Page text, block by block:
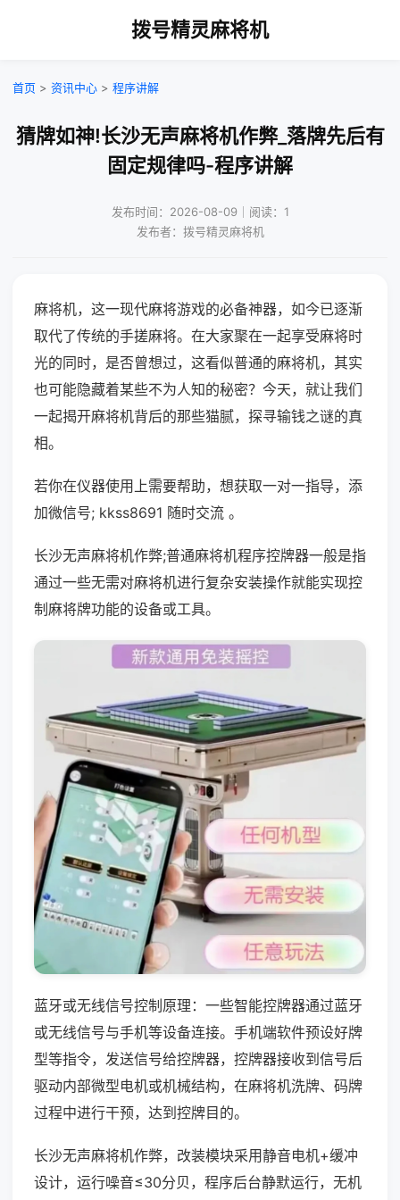
拨号精灵麻将机
首页 > 资讯中心 > 程序讲解
猜牌如神!长沙无声麻将机作弊_落牌先后有
固定规律吗-程序讲解
发布时间：2026-08-09｜阅读：1
发布者：拨号精灵麻将机
麻将机，这一现代麻将游戏的必备神器，如今已逐渐
取代了传统的手搓麻将。在大家聚在一起享受麻将时
光的同时，是否曾想过，这看似普通的麻将机，其实
也可能隐藏着某些不为人知的秘密？今天，就让我们
一起揭开麻将机背后的那些猫腻，探寻输钱之谜的真
相。
若你在仪器使用上需要帮助，想获取一对一指导，添
加微信号; kkss8691 随时交流 。
长沙无声麻将机作弊;普通麻将机程序控牌器一般是指
通过一些无需对麻将机进行复杂安装操作就能实现控
制麻将牌功能的设备或工具。
蓝牙或无线信号控制原理：一些智能控牌器通过蓝牙
或无线信号与手机等设备连接。手机端软件预设好牌
型等指令，发送信号给控牌器，控牌器接收到信号后
驱动内部微型电机或机械结构，在麻将机洗牌、码牌
过程中进行干预，达到控牌目的。
长沙无声麻将机作弊，改装模块采用静音电机+缓冲
设计，运行噪音≤30分贝，程序后台静默运行，无机